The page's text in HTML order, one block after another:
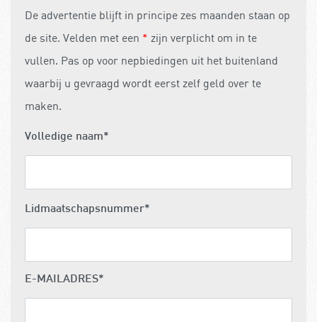
De advertentie blijft in principe zes maanden staan op
de site. Velden met een * zijn verplicht om in te
vullen. Pas op voor nepbiedingen uit het buitenland
waarbij u gevraagd wordt eerst zelf geld over te
maken.
Volledige naam*
Lidmaatschapsnummer*
E-MAILADRES*